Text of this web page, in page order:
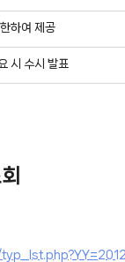
하여 제공
시 수시 발표